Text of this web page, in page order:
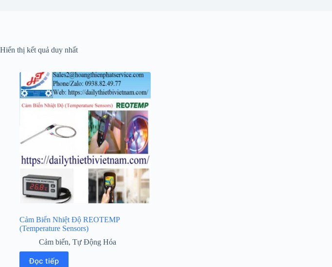
Hiển thị kết quả duy nhất
Cảm Biến Nhiệt Độ REOTEMP
(Temperature Sensors)
Cảm biến, Tự Động Hóa
Đọc tiếp